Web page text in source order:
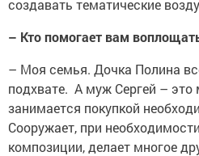
создавать тематические
– Кто помогает вам
– Моя семья. Дочка Полина
подхвате. А муж Сергей – это
занимается покупкой
Сооружает, при
композиции, делает многое